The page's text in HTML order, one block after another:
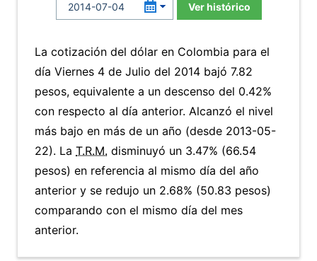
Ver histórico
La cotización del dólar en Colombia para el
día Viernes 4 de Julio del 2014 bajó 7.82
pesos, equivalente a un descenso del 0.42%
con respecto al día anterior. Alcanzó el nivel
más bajo en más de un año (desde 2013-05-
22). La T.R.M. disminuyó un 3.47% (66.54
pesos) en referencia al mismo día del año
anterior y se redujo un 2.68% (50.83 pesos)
comparando con el mismo día del mes
anterior.